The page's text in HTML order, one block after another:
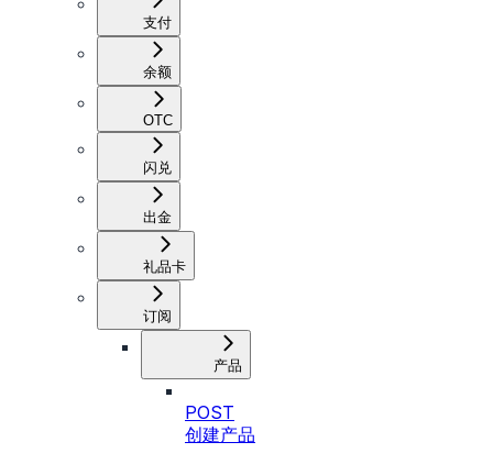
支付
余额
OTC
闪兑
出金
礼品卡
订阅
产品
POST
创建产品